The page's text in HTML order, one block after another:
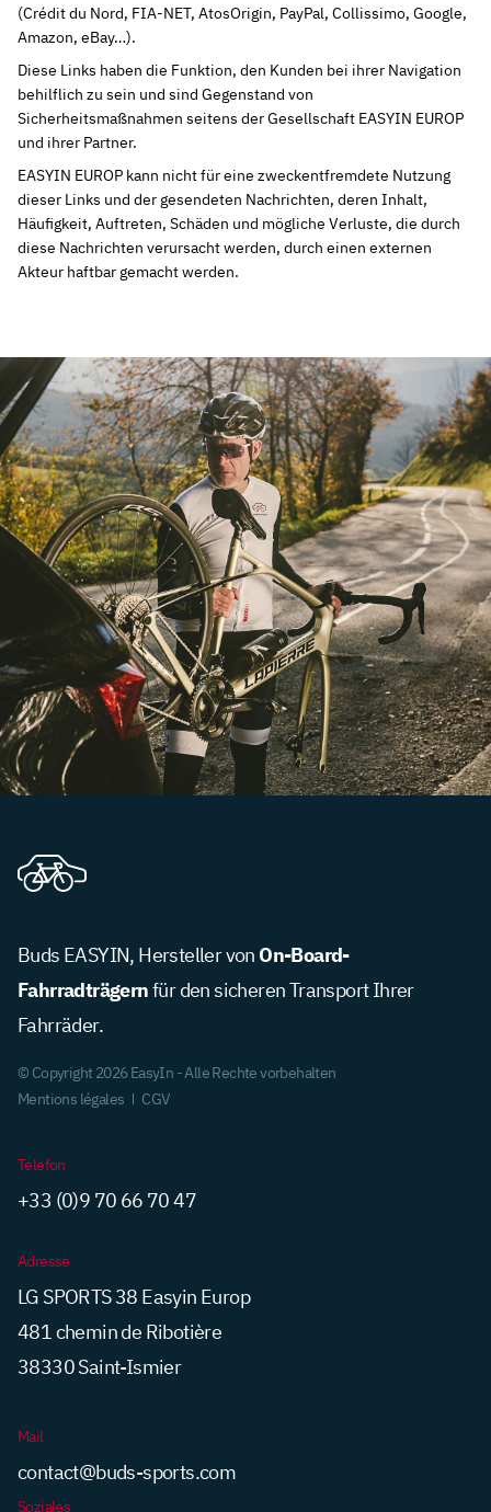
(Crédit du Nord, FIA-NET, AtosOrigin, PayPal, Collissimo, Google,
Amazon, eBay…).
Diese Links haben die Funktion, den Kunden bei ihrer Navigation
behilflich zu sein und sind Gegenstand von
Sicherheitsmaßnahmen seitens der Gesellschaft EASYIN EUROP
und ihrer Partner.
EASYIN EUROP kann nicht für eine zweckentfremdete Nutzung
dieser Links und der gesendeten Nachrichten, deren Inhalt,
Häufigkeit, Auftreten, Schäden und mögliche Verluste, die durch
diese Nachrichten verursacht werden, durch einen externen
Akteur haftbar gemacht werden.
Buds EASYIN, Hersteller von On-Board-
Fahrradträgernfür den sicheren Transport Ihrer
Fahrräder.
© Copyright 2026 EasyIn - Alle Rechte vorbehalten
Mentions légales
CGV
Telefon
+33 (0)9 70 66 70 47
Adresse
LG SPORTS 38 Easyin Europ
481 chemin de Ribotière
38330 Saint-Ismier
Mail
contact@buds-sports.com
Soziales